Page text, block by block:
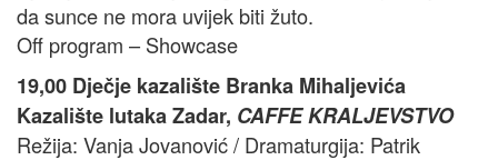
da sunce ne mora uvijek biti žuto.
Off program – Showcase
19,00 Dječje kazalište Branka Mihaljevića
Kazalište lutaka Zadar, CAFFE KRALJEVSTVO
Režija: Vanja Jovanović / Dramaturgija: Patrik